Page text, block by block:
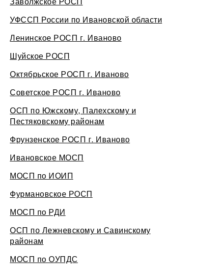
УФССП России по Ивановской области
Ленинское РОСП г. Иваново
Шуйское РОСП
Октябрьское РОСП г. Иваново
Советское РОСП г. Иваново
ОСП по Южскому, Палехскому и
Пестяковскому районам
Фрунзенское РОСП г. Иваново
Ивановское МОСП
МОСП по ИОИП
Фурмановское РОСП
МОСП по РДИ
ОСП по Лежневскому и Савинскому
районам
МОСП по ОУПДС